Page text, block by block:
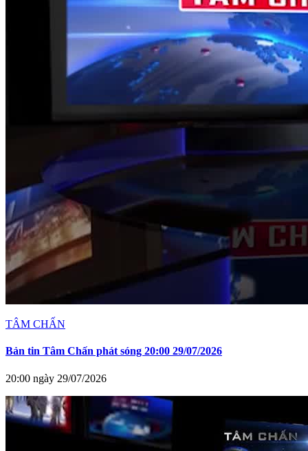
TÂM CHẤN
Bản tin Tâm Chấn phát sóng 20:00 29/07/2026
20:00 ngày 29/07/2026